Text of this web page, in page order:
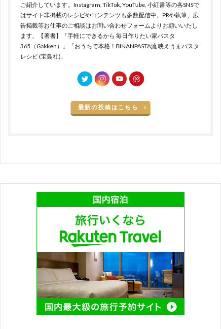
ご紹介しています。Instagram, TikTok, YouTube, 小紅書等の各SNSで
はサイト非掲載のレシピやコンテンツも多数配信中。PRや執筆、広
告掲載等お仕事のご相談はお問い合わせフォームよりお願いいたし
ます。【著書】「手軽にできるから 毎日作りたい家パスタ
365（Gakken）」「おうちで本格！BINANPASTA流 映えうまパスタ
レシピ (宝島社)」
最新の投稿はこちら